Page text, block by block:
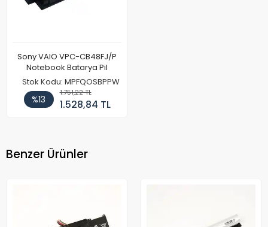
Sony VAIO VPC-CB48FJ/P
Notebook Batarya Pil
Stok Kodu: MPFQOSBPPW
%13
1.751,22 TL
1.528,84 TL
Benzer Ürünler